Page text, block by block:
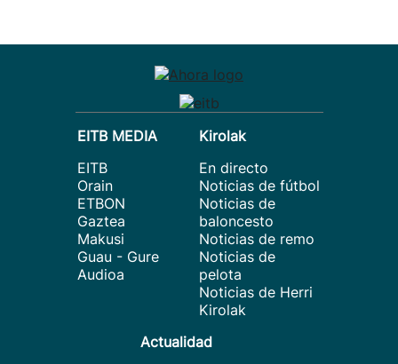
EITB MEDIA
EITB
Orain
ETBON
Gaztea
Makusi
Guau - Gure
Audioa
Kirolak
En directo
Noticias de fútbol
Noticias de
baloncesto
Noticias de remo
Noticias de
pelota
Noticias de Herri
Kirolak
Actualidad